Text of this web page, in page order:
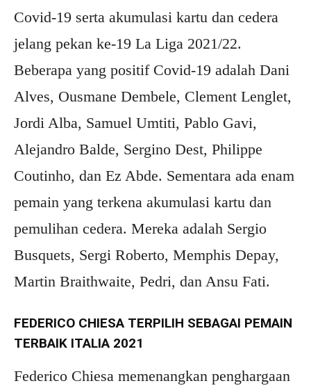
Covid-19 serta akumulasi kartu dan cedera
jelang pekan ke-19 La Liga 2021/22.
Beberapa yang positif Covid-19 adalah Dani
Alves, Ousmane Dembele, Clement Lenglet,
Jordi Alba, Samuel Umtiti, Pablo Gavi,
Alejandro Balde, Sergino Dest, Philippe
Coutinho, dan Ez Abde. Sementara ada enam
pemain yang terkena akumulasi kartu dan
pemulihan cedera. Mereka adalah Sergio
Busquets, Sergi Roberto, Memphis Depay,
Martin Braithwaite, Pedri, dan Ansu Fati.
FEDERICO CHIESA TERPILIH SEBAGAI PEMAIN
TERBAIK ITALIA 2021
Federico Chiesa memenangkan penghargaan